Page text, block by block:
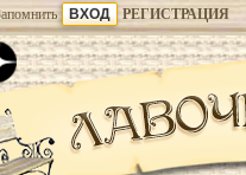
РЕГИСТРАЦИЯ